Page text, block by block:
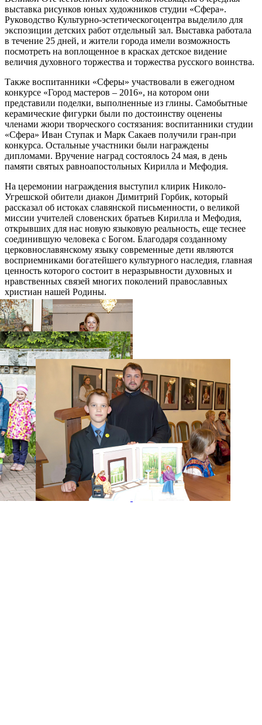
выставка рисунков юных художников студии «Сферa».
Руководство Культурно-эстетическогоцентра выделило для
экспозиции детских работ отдельный зал. Выставка работала
в течение 25 дней, и жители города имели возможность
посмотреть на воплощенное в красках детское видение
величия духовного торжества и торжества русского воинства.
Также воспитанники «Сферы» участвовали в ежегодном
конкурсе «Город мастеров – 2016», на котором они
представили поделки, выполненные из глины. Самобытные
керамические фигурки были по достоинству оценены
членами жюри творческого состязания: воспитанники студии
«Сфера» Иван Ступак и Марк Сакаев получили грaн-при
конкурса. Остальные участники были награждены
дипломами. Вручение наград состоялось 24 мая, в день
памяти святых равноапостольных Кириллa и Мефодия.
На церемонии награждения выступил клирик Николо-
Угрешской обители диакон Димитрий Горбик, который
рассказал об истоках славянской письменности, о великой
миссии учителей словенских братьев Кирилла и Мефодия,
открывших для нас новую языковую реальность, еще теснее
соединившую человека с Богом. Благодаря созданному
церковнославянскому языку современные дети являются
восприемниками богатейшего культурного наследия, главная
ценность которого состоит в неразрывности духовных и
нравственных связей многих поколений православных
христиан нашей Родины.
Распечатать
Фото